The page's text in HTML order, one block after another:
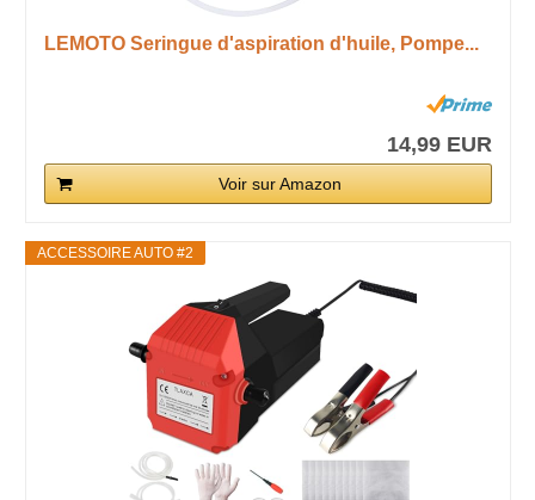
LEMOTO Seringue d'aspiration d'huile, Pompe...
14,99 EUR
Voir sur Amazon
ACCESSOIRE AUTO #2